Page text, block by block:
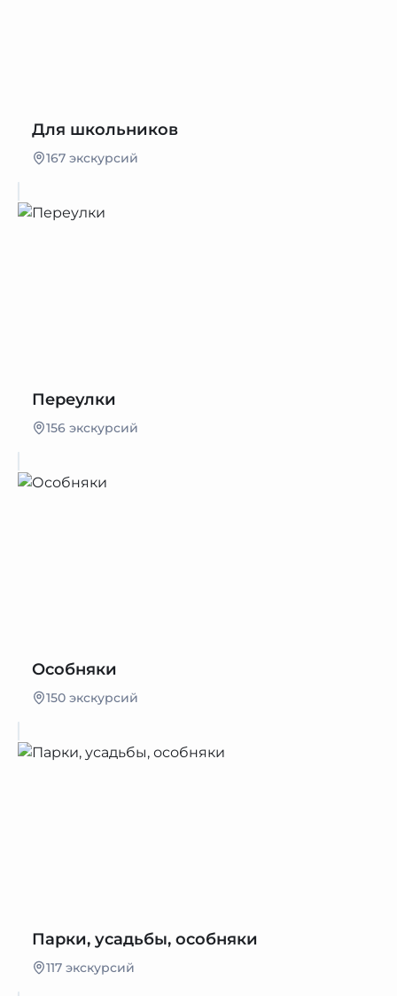
Для школьников
167 экскурсий
Переулки
156 экскурсий
Особняки
150 экскурсий
Парки, усадьбы, особняки
117 экскурсий